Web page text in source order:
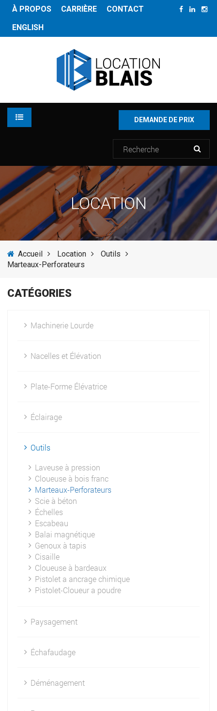
À PROPOS CARRIÈRE
CONTACT
ENGLISH
LOCATION
INVENTAIRE
SERVICES
ACTUALITÉS
FOURNISSEURS
DEMANDE DE PRIX
LOCATION
Accueil Location
Outils
Marteaux-Perforateurs
CATÉGORIES
Machinerie Lourde
Nacelles et Élévation
Plate-Forme Élévatrice
Éclairage
Outils
Laveuse à pression
Cloueuse à bois franc
Marteaux-Perforateurs
Scie à béton
Échelles
Escabeau
Balai magnétique
Genoux à tapis
Cisaille
Cloueuse à bardeaux
Pistolet a ancrage chimique
Pistolet-Cloueur a poudre
Paysagement
Échafaudage
Déménagement